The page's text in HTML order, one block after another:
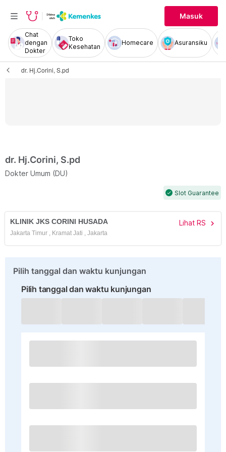
Masuk
Chat
dengan
Dokter
Toko
Kesehatan
Homecare Asuransiku
dr. Hj.Corini, S.pd
dr. Hj.Corini, S.pd
Dokter Umum (DU)
check Slot Guarantee
KLINIK JKS CORINI HUSADA Lihat RS chevron_right
Jakarta Timur , Kramat Jati , Jakarta
Pilih tanggal dan waktu kunjungan
Pilih tanggal dan waktu kunjungan